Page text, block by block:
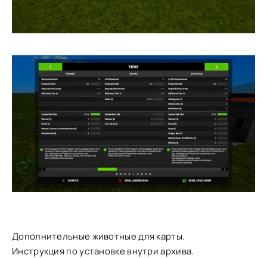
Дополнительные животные для карты.
Инструкция по установке внутри архива.